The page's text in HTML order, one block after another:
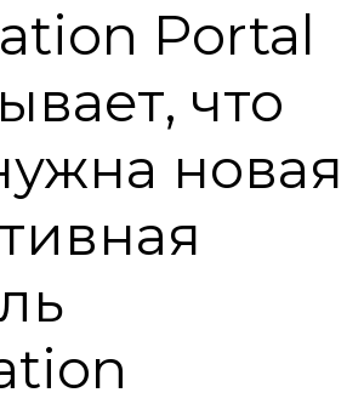
Portal
что
новая